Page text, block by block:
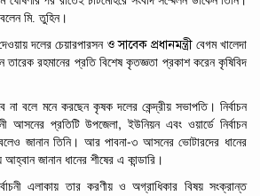
মি. তুহিন।
দলের চেয়ারপারসনও সাবেক প্রধানমন্ত্রী বেগম খালেদা
তারেক রহমানের প্রতি বিশেষ কৃতজ্ঞতা প্রকাশ করেন কৃষিবিদ
না বলে মনে করছেন কৃষক দলের কেন্দ্রীয় সভাপতি। নির্বাচন
আসনের প্রতিটি উপজেলা,ইউনিয়ন এবং ওয়ার্ডে নির্বাচন
জানান তিনি। আরপাবনা-৩ আসনের ভোটারদের ধানের
আহ্বান জানান ধানের শীষের এ কান্ডারি।
এলাকায় তার করণীয় ও অগ্রাধিকার বিষয় সংক্রান্ত